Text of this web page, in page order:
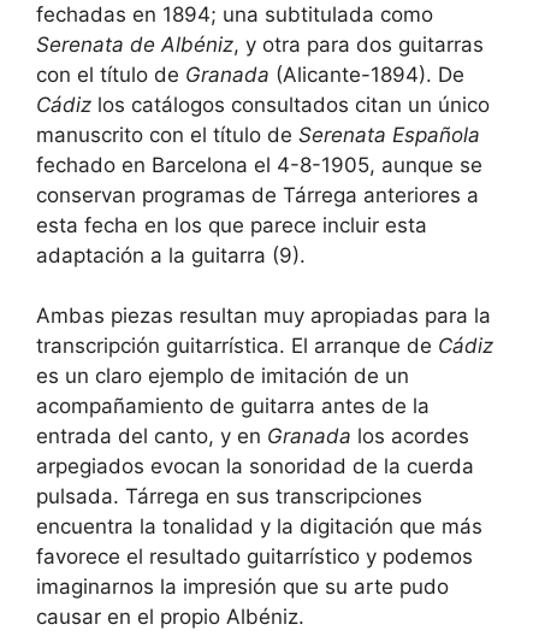
fechadas en 1894; una subtitulada como
Serenata de Albéniz, y otra para dos guitarras
con el título de Granada (Alicante-1894). De
Cádiz los catálogos consultados citan un único
manuscrito con el título de Serenata Española
fechado en Barcelona el 4-8-1905, aunque se
conservan programas de Tárrega anteriores a
esta fecha en los que parece incluir esta
adaptación a la guitarra (9).
Ambas piezas resultan muy apropiadas para la
transcripción guitarrística. El arranque de Cádiz
es un claro ejemplo de imitación de un
acompañamiento de guitarra antes de la
entrada del canto, y en Granada los acordes
arpegiados evocan la sonoridad de la cuerda
pulsada. Tárrega en sus transcripciones
encuentra la tonalidad y la digitación que más
favorece el resultado guitarrístico y podemos
imaginarnos la impresión que su arte pudo
causar en el propio Albéniz.